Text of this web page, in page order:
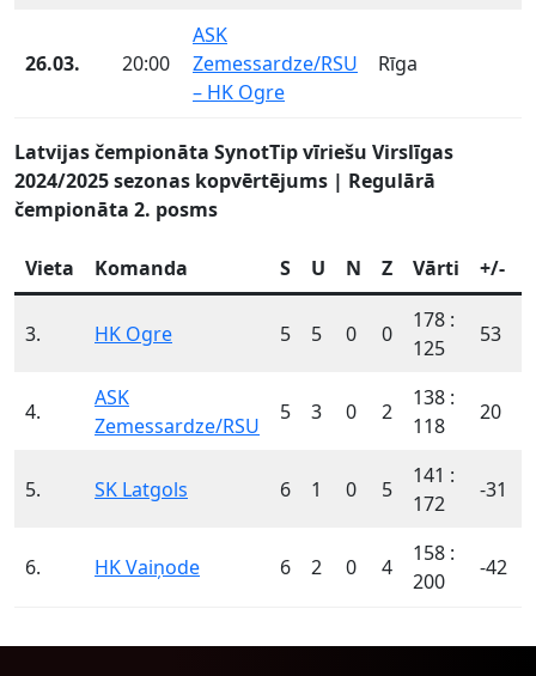
26.03. 20:00
ASK
Zemessardze/RSU
– HK Ogre
Rīga
Latvijas čempionāta SynotTip vīriešu Virslīgas
2024/2025 sezonas kopvērtējums | Regulārā
čempionāta 2. posms
Vieta Komanda S U N Z Vārti +/-
3. HK Ogre 5 5 0 0
178 :
125
53
4.
ASK
Zemessardze/RSU
5 3 0 2
138 :
118
20
5. SK Latgols 6 1 0 5
141 :
172
-31
6. HK Vaiņode 6 2 0 4
158 :
200
-42